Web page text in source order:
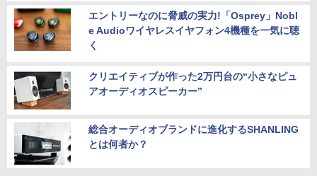
エントリーなのに脅威の実力!「Osprey」Nobl
e Audioワイヤレスイヤフォン4機種を一気に聴
く
クリエイティブが作った2万円台の“小さなピュ
アオーディオスピーカー”
総合オーディオブランドに進化するSHANLING
とは何者か？